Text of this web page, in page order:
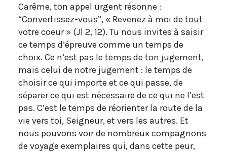
Carême, ton appel urgent résonne :
“Convertissez-vous”, « Revenez à moi de tout
votre coeur » (Jl 2, 12). Tu nous invites à saisir
ce temps d’épreuve comme un temps de
choix. Ce n’est pas le temps de ton jugement,
mais celui de notre jugement : le temps de
choisir ce qui importe et ce qui passe, de
séparer ce qui est nécessaire de ce qui ne l’est
pas. C’est le temps de réorienter la route de la
vie vers toi, Seigneur, et vers les autres. Et
nous pouvons voir de nombreux compagnons
de voyage exemplaires qui, dans cette peur,